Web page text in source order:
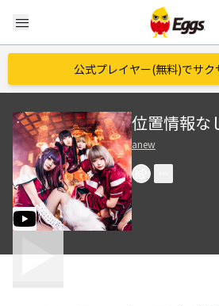
menu
公式プレイヤー(無料)でサ
位置情報な
anew